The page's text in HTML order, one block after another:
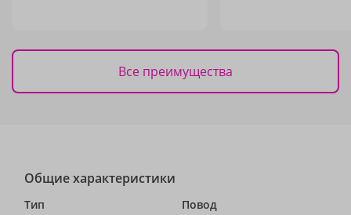
Все преимущества
Общие характеристики
Тип
Повод